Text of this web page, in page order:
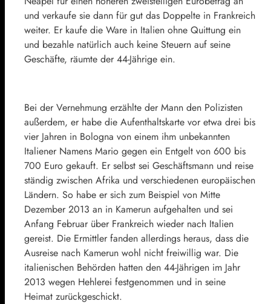
und verkaufe sie dann für gut das Doppelte in Frankreich
weiter. Er kaufe die Ware in Italien ohne Quittung ein
und bezahle natürlich auch keine Steuern auf seine
Geschäfte, räumte der 44-Jährige ein.
Bei der Vernehmung erzählte der Mann den Polizisten
außerdem, er habe die Aufenthaltskarte vor etwa drei bis
vier Jahren in Bologna von einem ihm unbekannten
Italiener Namens Mario gegen ein Entgelt von 600 bis
700 Euro gekauft. Er selbst sei Geschäftsmann und reise
ständig zwischen Afrika und verschiedenen europäischen
Ländern. So habe er sich zum Beispiel von Mitte
Dezember 2013 an in Kamerun aufgehalten und sei
Anfang Februar über Frankreich wieder nach Italien
gereist. Die Ermittler fanden allerdings heraus, dass die
Ausreise nach Kamerun wohl nicht freiwillig war. Die
italienischen Behörden hatten den 44-Jährigen im Jahr
2013 wegen Hehlerei festgenommen und in seine
Heimat zurückgeschickt.